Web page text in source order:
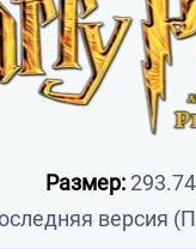
Размер:
версия